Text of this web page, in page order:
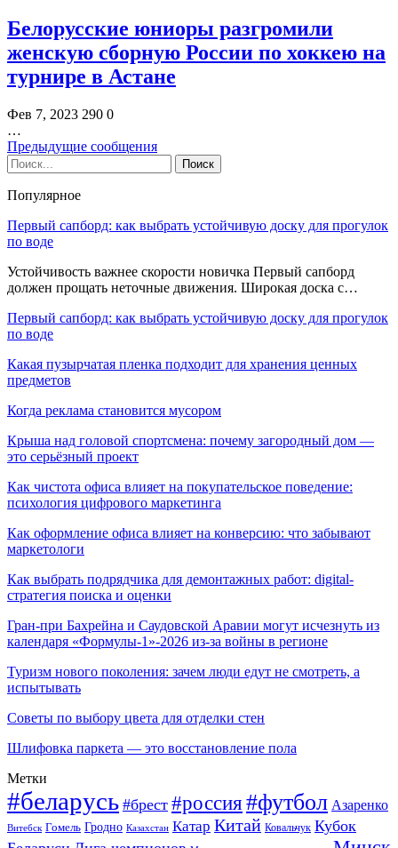
Белорусские юниоры разгромили
женскую сборную России по хоккею на
турнире в Астане
Фев 7, 2023 290 0
…
Предыдущие сообщения
Популярное
Первый сапборд: как выбрать устойчивую доску для прогулок
по воде
Устойчивость важнее скорости новичка Первый сапборд
должен прощать неточные движения. Широкая доска с…
Первый сапборд: как выбрать устойчивую доску для прогулок
по воде
Какая пузырчатая пленка подходит для хранения ценных
предметов
Когда реклама становится мусором
Крыша над головой спортсмена: почему загородный дом —
это серьёзный проект
Как чистота офиса влияет на покупательское поведение:
психология цифрового маркетинга
Как оформление офиса влияет на конверсию: что забывают
маркетологи
Как выбрать подрядчика для демонтажных работ: digital-
стратегия поиска и оценки
Гран-при Бахрейна и Саудовской Аравии могут исчезнуть из
календаря «Формулы-1»-2026 из-за войны в регионе
Туризм нового поколения: зачем люди едут не смотреть, а
испытывать
Советы по выбору цвета для отделки стен
Шлифовка паркета — это восстановление пола
Метки
#беларусь #брест #россия#футбол Азаренко
Витебск Гомель Гродно Казахстан Катар Китай Ковальчук Кубок